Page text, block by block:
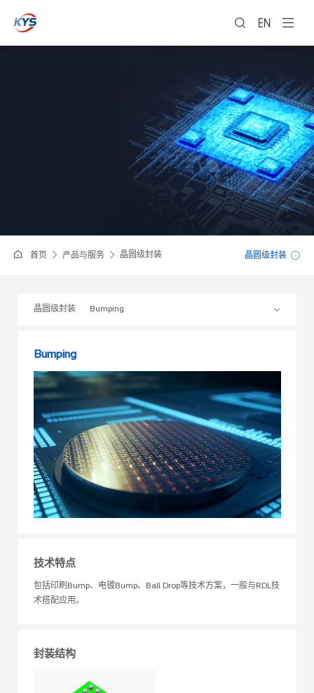
首页 产品与服务 晶圆级封装 晶圆级封装
晶圆级封装 Bumping
Bumping
技术特点
包括印刷Bump、电镀Bump、Ball Drop等技术方案，一般与RDL技
术搭配应用。
封装结构